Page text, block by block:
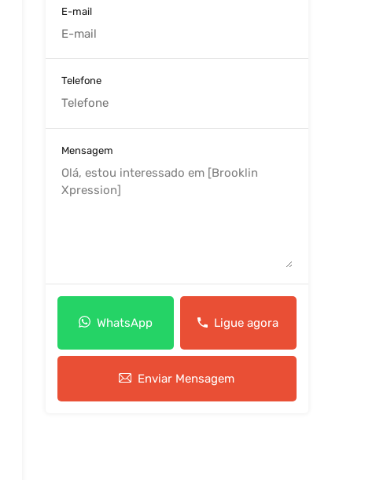
E-mail
Telefone
Mensagem
WhatsApp Ligue agora
Enviar Mensagem